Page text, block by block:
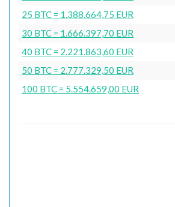
25 BTC = 1.388.664,75 EUR
30 BTC = 1.666.397,70 EUR
40 BTC = 2.221.863,60 EUR
50 BTC = 2.777.329,50 EUR
100 BTC = 5.554.659,00 EUR